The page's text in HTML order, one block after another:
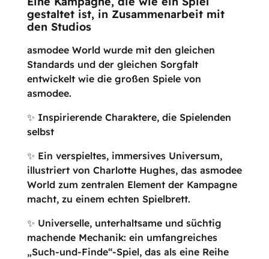
gestaltet ist, in Zusammenarbeit mit
den Studios
asmodee World wurde mit den gleichen
Standards und der gleichen Sorgfalt
entwickelt wie die großen Spiele von
asmodee.
✨ Inspirierende Charaktere, die Spielenden
selbst
✨ Ein verspieltes, immersives Universum,
illustriert von Charlotte Hughes, das asmodee
World zum zentralen Element der Kampagne
macht, zu einem echten Spielbrett.
✨ Universelle, unterhaltsame und süchtig
machende Mechanik: ein umfangreiches
„Such-und-Finde“-Spiel, das als eine Reihe